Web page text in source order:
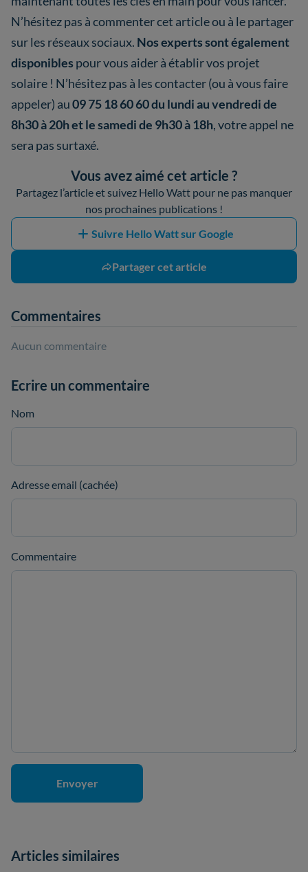
N’hésitez pas à commenter cet article ou à le partager
sur les réseaux sociaux. Nos experts sont également
disponibles pour vous aider à établir vos projet
solaire ! N’hésitez pas à les contacter (ou à vous faire
appeler) au09 75 18 60 60du lundi au vendredi de
8h30 à 20h et le samedi de 9h30 à 18h, votre appel ne
sera pas surtaxé.
Vous avez aimé cet article ?
Partagez l’article et suivez Hello Watt pour ne pas manquer
nos prochaines publications !
Suivre Hello Watt sur Google
Partager cet article
Commentaires
Aucun commentaire
Ecrire un commentaire
Nom
Adresse email (cachée)
Commentaire
Articles similaires